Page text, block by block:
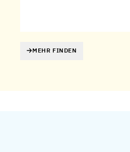
MEHR FINDEN